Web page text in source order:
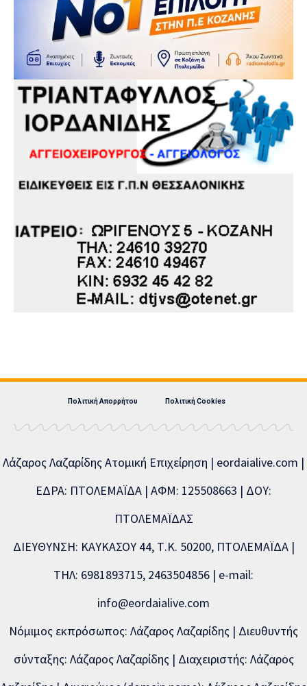
Πολιτική Απορρήτου Πολιτική Cookies
Λάζαρος Λαζαρίδης Ατομική Επιχείρηση | eordaialive.com |
ΕΔΡΑ: ΠΤΟΛΕΜΑΪΔΑ | ΑΦΜ: 125508663 | ΔΟΥ:
ΠΤΟΛΕΜΑΪΔΑΣ
ΔΙΕΥΘΥΝΣΗ: ΚΑΥΚΑΣΟΥ 44, Τ.Κ. 50200, ΠΤΟΛΕΜΑΪΔΑ |
ΤΗΛ: 6981893715, 2463504856 | e-mail:
info@eordaialive.com
Νόμιμος εκπρόσωπος: Λάζαρος Λαζαρίδης | Διευθυντής
σύνταξης: Λάζαρος Λαζαρίδης | Διαχειριστής: Λάζαρος